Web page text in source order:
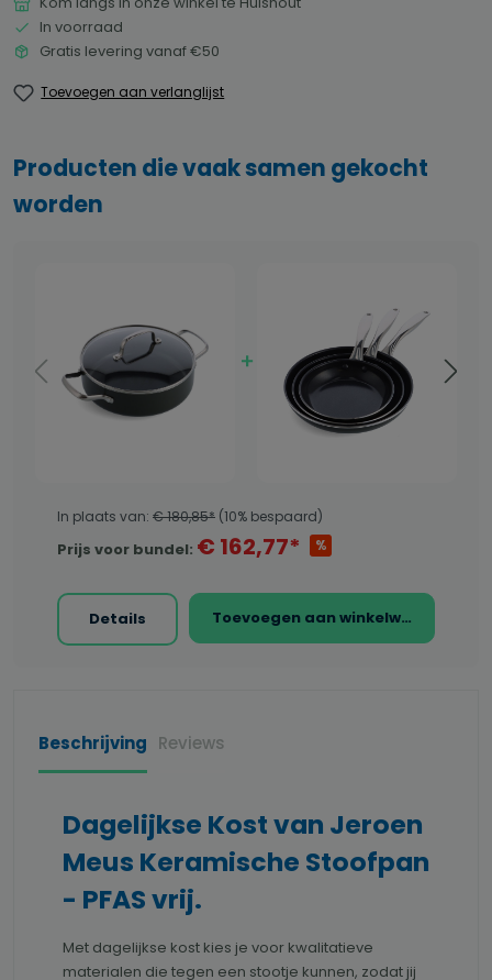
In voorraad
Gratis levering vanaf €50
Toevoegen aan verlanglijst
Producten die vaak samen gekocht
worden
In plaats van: € 180,85* (10% bespaard)
Prijs voor bundel: € 162,77* %
Details Toevoegen aan winkelwagen
Beschrijving Reviews
Dagelijkse Kost van Jeroen
Meus Keramische Stoofpan
- PFAS vrij.
Met dagelijkse kost kies je voor kwalitatieve
materialen die tegen een stootje kunnen, zodat jij